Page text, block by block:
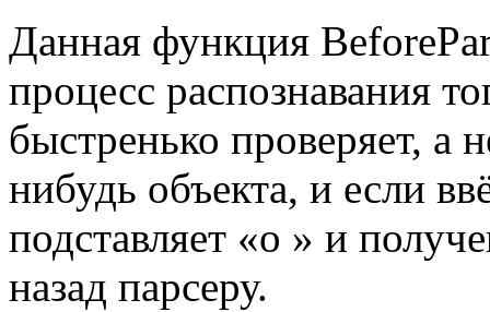
Данная функция
процесс распознавания
быстренько проверяет, а
нибудь объекта, и если
подставляет «о » и
назад парсеру.